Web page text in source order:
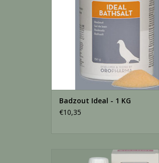
Badzout Ideal - 1 KG
€10,35
Oropharma Biochol - 500 ML